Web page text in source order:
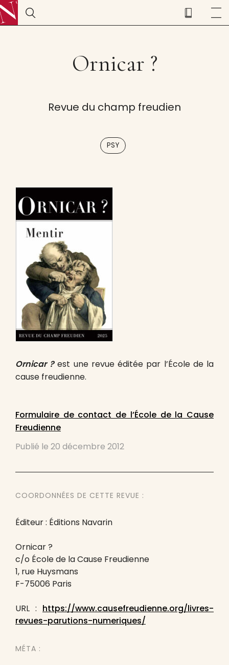
Ornicar ?
Revue du champ freudien
PSY
Ornicar ? est une revue éditée par l’École de la
cause freudienne.
Formulaire de contact de l’École de la Cause
Freudienne
Publié le 20 décembre 2012
COORDONNÉES DE CETTE REVUE :
Éditeur : Éditions Navarin
Ornicar ?
c/o École de la Cause Freudienne
1, rue Huysmans
F-75006 Paris
URL : https://www.causefreudienne.org/livres-
revues-parutions-numeriques/
MÉTA :